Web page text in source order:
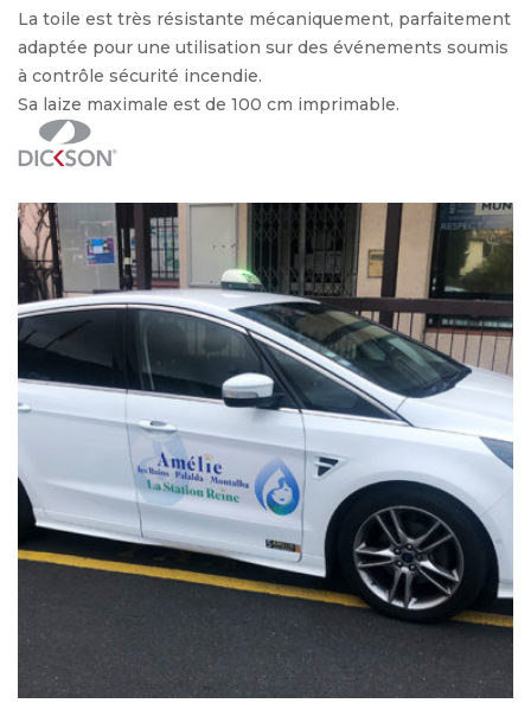
La toile est très résistante mécaniquement, parfaitement
adaptée pour une utilisation sur des événements soumis
à contrôle sécurité incendie.
Sa laize maximale est de 100 cm imprimable.